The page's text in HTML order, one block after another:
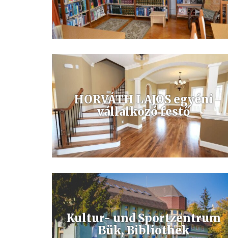
HORVÁTH LAJOS egyéni
vállalkozó festő
Vállalkozásom lakossági, és közületi festéssel foglalkozik.
Igényes festési munkálatok kivitelezése, korrekt árak,
megbízhatóság, pontos határidők betartása!
Kultur- und Sportzentrum
Bük, Bibliothek